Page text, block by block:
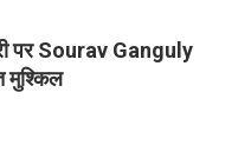
पर Sourav Ganguly
मुश्किल